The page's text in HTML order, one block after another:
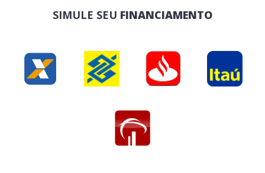
SIMULE SEU FINANCIAMENTO